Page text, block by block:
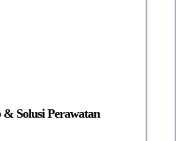
Solusi Perawatan